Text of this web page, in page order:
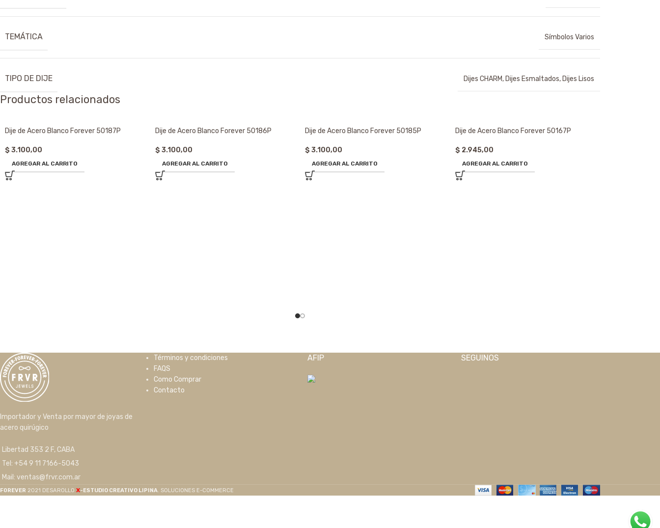
TEMÁTICA Símbolos Varios
TIPO DE DIJE Dijes CHARM, Dijes Esmaltados, Dijes Lisos
Productos relacionados
Dije de Acero Blanco Forever 50187P
$ 3.100,00
AGREGAR AL CARRITO
Dije de Acero Blanco Forever 50186P
$ 3.100,00
AGREGAR AL CARRITO
Dije de Acero Blanco Forever 50185P
$ 3.100,00
AGREGAR AL CARRITO
Dije de Acero Blanco Forever 50167P
$ 2.945,00
AGREGAR AL CARRITO
Importador y Venta por mayor de joyas de
acero quirúgico
Libertad 353 2 F, CABA
Tel: +54 9 11 7166-5043
Mail: ventas@frvr.com.ar
Términos y condiciones
FAQS
Como Comprar
Contacto
AFIP SEGUINOS
F0REVER 2021 DESAROLLO X-ESTUDIO CREATIVO LIPINA . SOLUCIONES E-COMMERCE